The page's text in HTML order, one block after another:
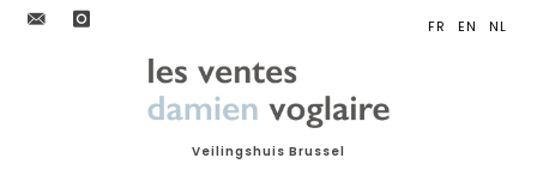
Veilingshuis Brussel